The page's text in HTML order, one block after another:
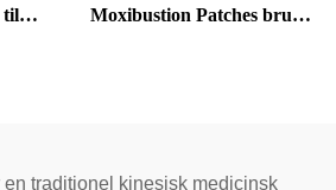
til
Moxibustion Patches bruges
traditionel kinesisk medicinsk